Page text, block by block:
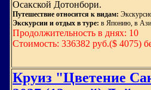
Осакской Дотонбори.
Путешествие относится к видам:
Экскурсии и отдых в туре: в Японию, в
Продолжительность в днях: 10
Стоимость: 336382 руб.($ 4075)
Круиз "Цветение